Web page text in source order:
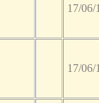
17/06/
17/06/